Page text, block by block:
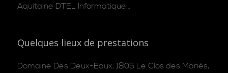
Aquitaine DTEL Informatique…
Quelques lieux de prestations
Domaine Des Deux-Eaux, 1805 Le Clos des Mariés,